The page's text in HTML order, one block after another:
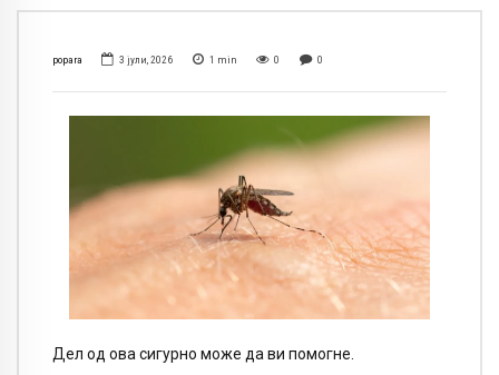
popara 3 јули, 2026 1 min 0 0
Дел од ова сигурно може да ви помогне.